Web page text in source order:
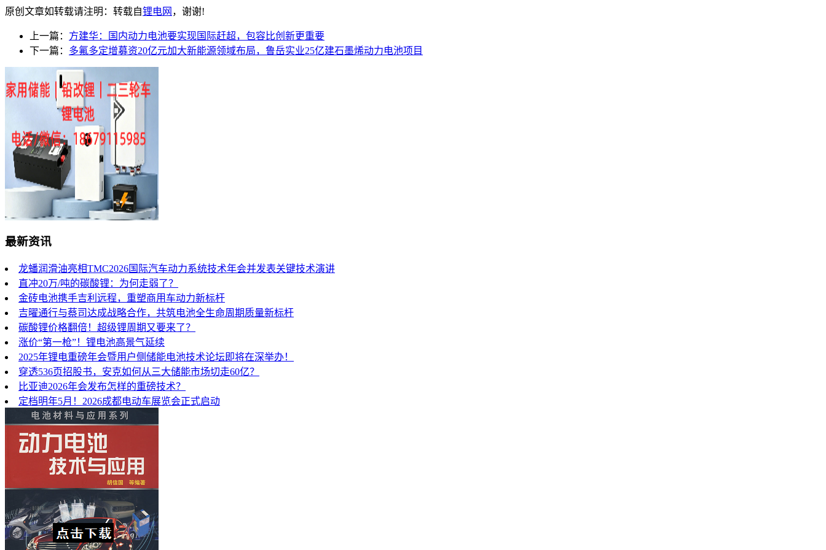
原创文章如转载请注明：转载自锂电网 ，谢谢!
上一篇： 方建华：国内动力电池要实现国际赶超，包容比创新更重要
下一篇： 多氟多定增募资20亿元加大新能源领域布局，鲁岳实业25亿建石墨烯动力电池项目
最新资讯
龙蟠润滑油亮相TMC2026国际汽车动力系统技术年会并发表关键技术演讲
直冲20万/吨的碳酸锂：为何走弱了？
金砖电池携手吉利远程，重塑商用车动力新标杆
吉曜通行与蔡司达成战略合作，共筑电池全生命周期质量新标杆
碳酸锂价格翻倍！超级锂周期又要来了？
涨价“第一枪”！锂电池高景气延续
2025年锂电重磅年会暨用户侧储能电池技术论坛即将在深举办！
穿透536页招股书，安克如何从三大储能市场切走60亿？
比亚迪2026年会发布怎样的重磅技术？
定档明年5月！2026成都电动车展览会正式启动